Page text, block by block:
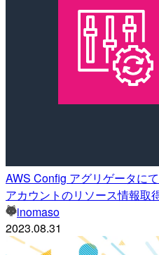
AWS Config アグリゲータに
アカウントのリソース情報取
inomaso
2023.08.31